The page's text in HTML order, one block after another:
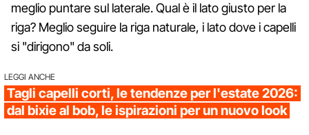
meglio puntare sul laterale. Qual è il lato giusto per la
riga? Meglio seguire la riga naturale, i lato dove i capelli
si "dirigono" da soli.
LEGGI ANCHE
Tagli capelli corti, le tendenze per l'estate 2026:
dal bixie al bob, le ispirazioni per un nuovo look